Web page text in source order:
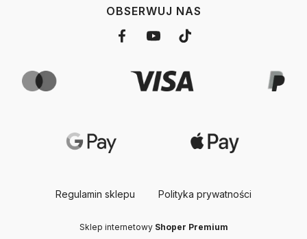
OBSERWUJ NAS
Regulamin sklepu Polityka prywatności
Sklep internetowy Shoper Premium